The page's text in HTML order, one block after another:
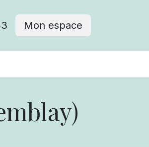
Mon espace